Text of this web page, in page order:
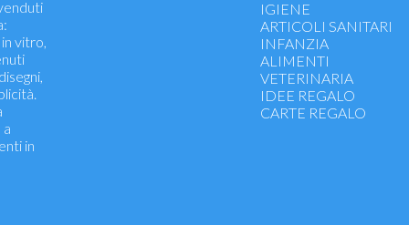
vitro,
in
Influenza - Tosse -
Stomaco - Intestino
Dolore Muscolo-
Allergia
Circolazione - Emorroidi
Dermatologici
Occhi - Orecchie
IGIENE
ARTICOLI SANITARI
INFANZIA
ALIMENTI
VETERINARIA
IDEE REGALO
CARTE REGALO